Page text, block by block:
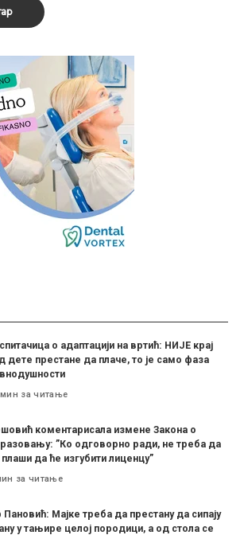
о адаптацији на вртић: НИЈЕ крај
дете престане да плаче, то је само фаза
за читање
коментарисала измене Закона о
”Ко одговорно ради, не треба да
плаши да ће изгубити лиценцу”
за читање
Пановић: Мајке треба да престану да сипају
у тањире целој породици, а од стола се